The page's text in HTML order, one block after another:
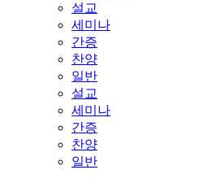
설교
세미나
간증
찬양
일반
설교
세미나
간증
찬양
일반